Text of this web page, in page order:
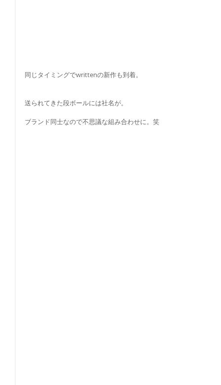
同じタイミングでwrittenの新作も到着。
送られてきた段ボールには社名が。
ブランド同士なので不思議な組み合わせに。笑